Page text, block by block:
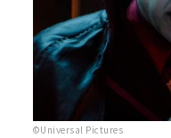
©Universal Pictures